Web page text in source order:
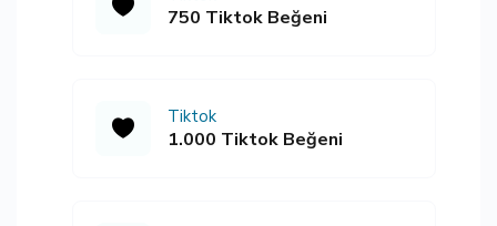
750 Tiktok Beğeni
Tiktok
1.000 Tiktok Beğeni